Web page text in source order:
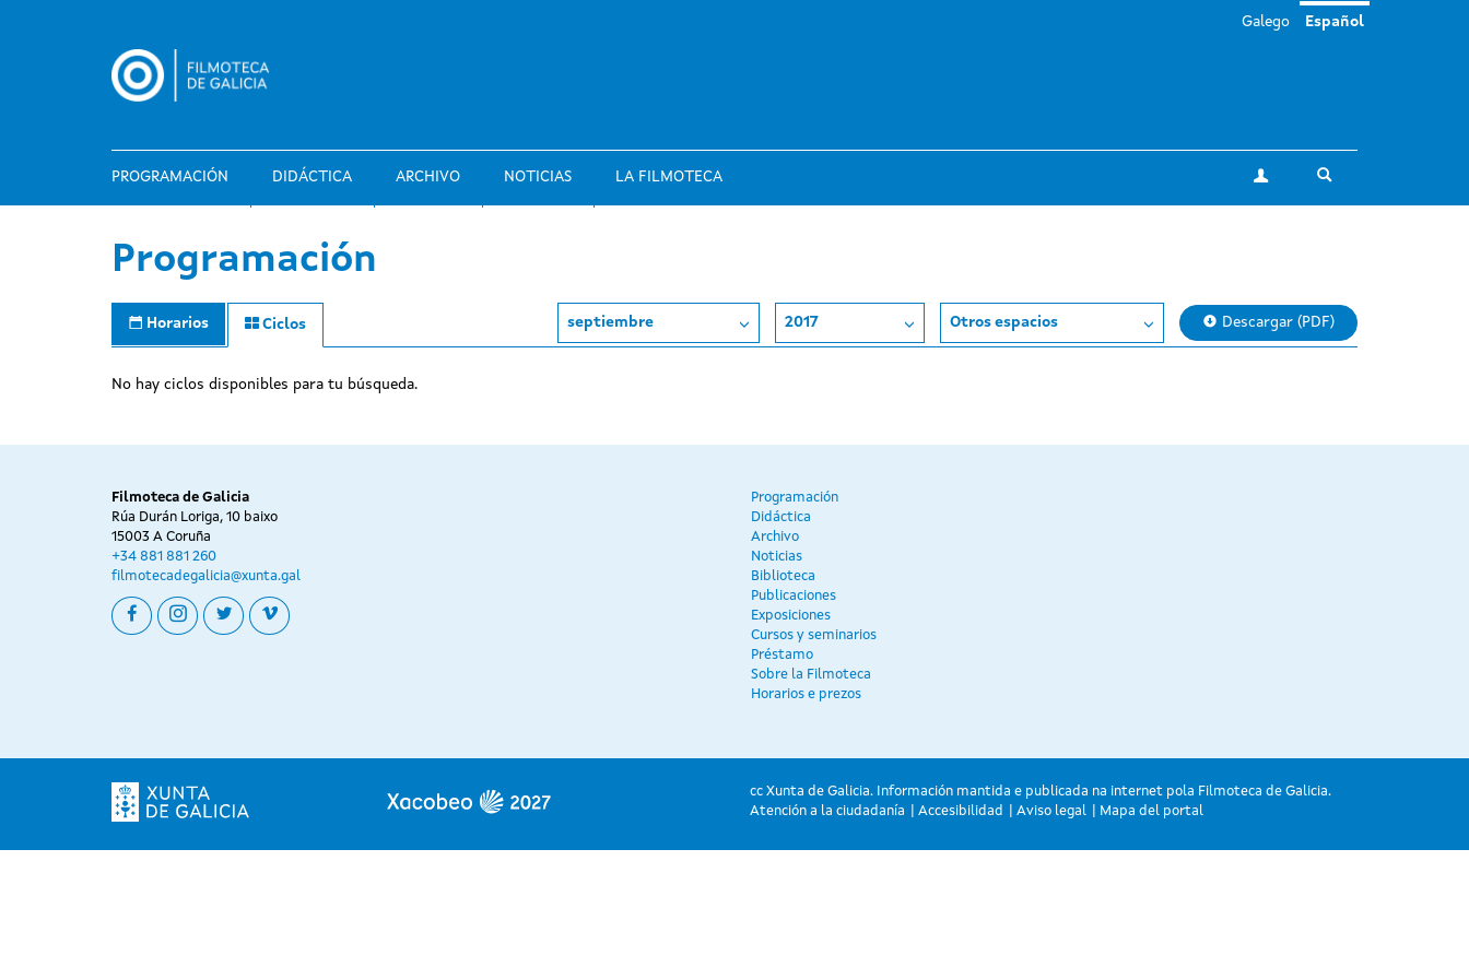
PROGRAMACIÓN DIDÁCTICA ARCHIVO NOTICIAS LA FILMOTECA Mi cuenta
Galego Español
Programación
Horarios Ciclos septiembre 2017 Otros espacios Descargar (PDF)
No hay ciclos disponibles para tu búsqueda.
Filmoteca de Galicia
Rúa Durán Loriga, 10 baixo
15003 A Coruña
+34 881 881 260
filmotecadegalicia@xunta.gal
facebookinstagram
twittervimeo
Programación
Didáctica
Archivo
Noticias
Biblioteca
Publicaciones
Exposiciones
Cursos y seminarios
Préstamo
Sobre la Filmoteca
Horarios e prezos
cc Xunta de Galicia. Información mantida e publicada na internet pola Filmoteca de Galicia.
Atención a la ciudadanía
Accesibilidad Aviso legal Mapa del portal